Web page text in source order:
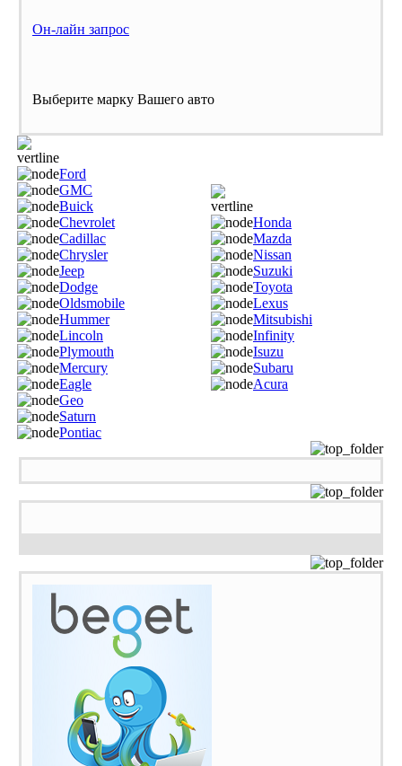
Он-лайн запрос
Выберите марку Вашего авто
Ford
GMC
Buick
Chevrolet
Cadillac
Chrysler
Jeep
Dodge
Oldsmobile
Hummer
Lincoln
Plymouth
Mercury
Eagle
Geo
Saturn
Pontiac
Honda
Mazda
Nissan
Suzuki
Toyota
Lexus
Mitsubishi
Infinity
Isuzu
Subaru
Acura